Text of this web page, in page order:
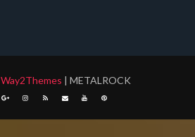
Way2Themes | METALROCK